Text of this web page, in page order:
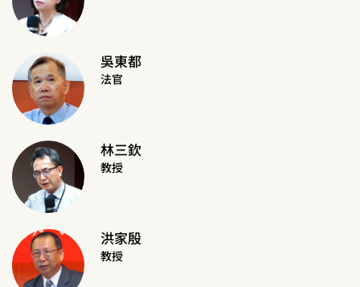
吳東都
法官
林三欽
教授
洪家殷
教授